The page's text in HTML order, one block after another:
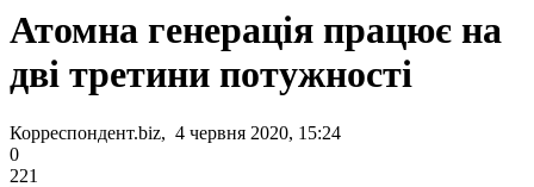
Атомна генерація працює на
дві третини потужності
Корреспондент.biz, 4 червня 2020, 15:24
0
221